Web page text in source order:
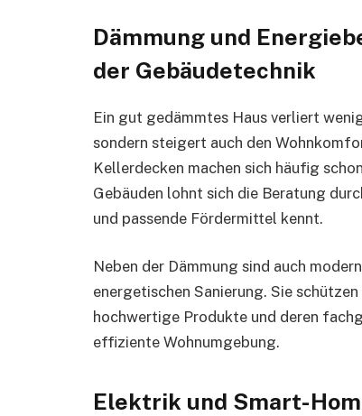
Dämmung und
der Gebäudetechnik
Ein gut gedämmtes Haus verliert
sondern steigert auch den
Kellerdecken machen sich häufig
Gebäuden lohnt sich die Beratung
und passende Fördermittel kennt.
Neben der Dämmung sind auch
energetischen Sanierung. Sie
hochwertige Produkte und deren
effiziente Wohnumgebung.
Elektrik und Smart-